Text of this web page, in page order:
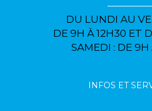
DU LUNDI AU
DE 9H À 12H30 ET
SAMEDI : DE 9H
INFOS ET